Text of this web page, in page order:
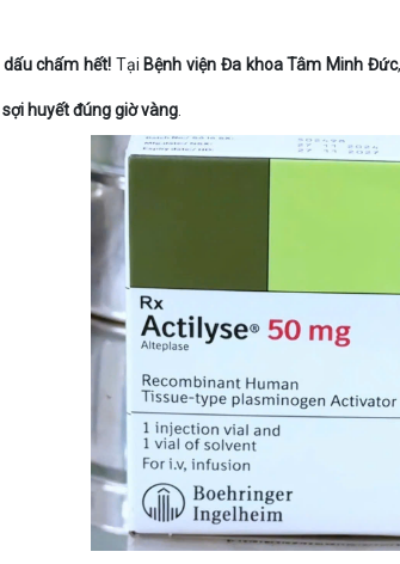
chấm hết! Tại Bệnh viện Đa khoa Tâm Minh Đức
huyết đúng giờ vàng.